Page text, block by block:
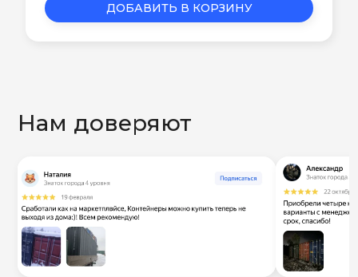
ДОБАВИТЬ В КОРЗИНУ
Нам доверяют